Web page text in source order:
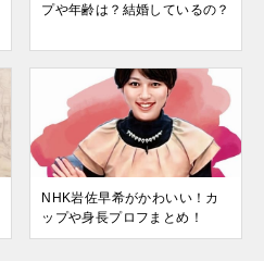
プや年齢は？結婚しているの？
NHK岩佐早希がかわいい！カ
ップや身長プロフまとめ！